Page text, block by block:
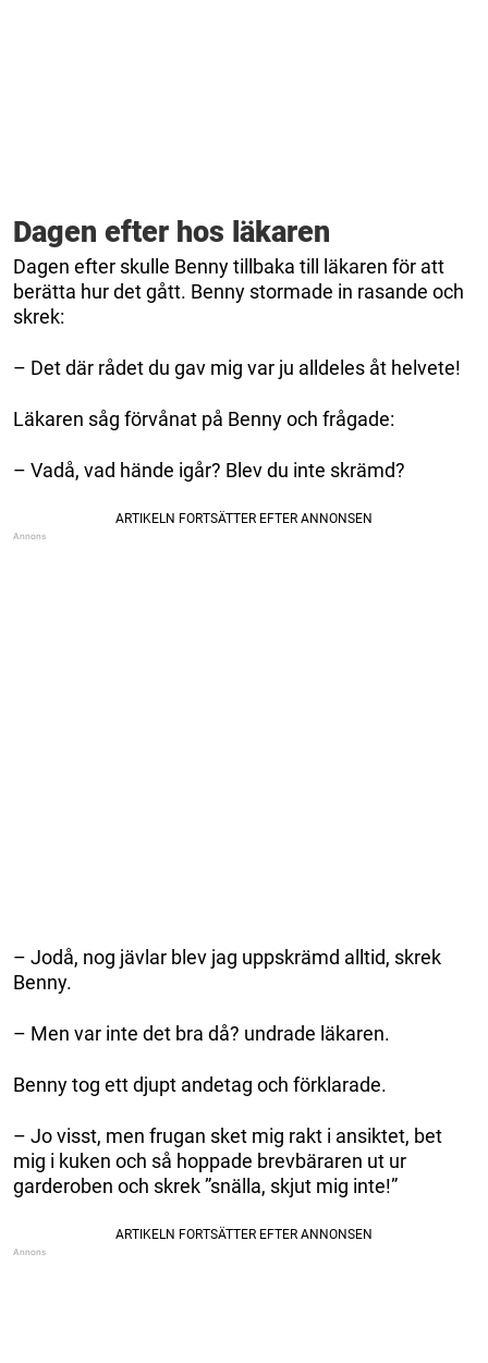
Dagen efter hos läkaren
Dagen efter skulle Benny tillbaka till läkaren för att
berätta hur det gått. Benny stormade in rasande och
skrek:
– Det där rådet du gav mig var ju alldeles åt helvete!
Läkaren såg förvånat på Benny och frågade:
– Vadå, vad hände igår? Blev du inte skrämd?
– Jodå, nog jävlar blev jag uppskrämd alltid, skrek
Benny.
– Men var inte det bra då? undrade läkaren.
Benny tog ett djupt andetag och förklarade.
– Jo visst, men frugan sket mig rakt i ansiktet, bet
mig i kuken och så hoppade brevbäraren ut ur
garderoben och skrek ”snälla, skjut mig inte!”